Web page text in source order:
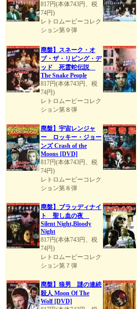
817円(本体743円、税
74円)
レトロムービーコレク
ション第９弾
廃盤】スネーク・オ
ブ・ザ・リビング・デ
ッド 死霊蛇伝説
The Snake People
817円(本体743円、税
74円)
レトロムービーコレク
ション第８弾
廃盤】宇宙レンジャ
ー ロッキー・ジョー
ンズ Crash of the
Moons [DVD]
817円(本体743円、税
74円)
レトロムービーコレク
ション第８弾
廃盤】ブラッディナイ
ト 聖し血の夜
Silent Night,Bloody
Night
817円(本体743円、税
74円)
レトロムービーコレク
ション第７弾
廃盤】狼男 謎の連続
殺人 Moon Of The
Wolf [DVD]